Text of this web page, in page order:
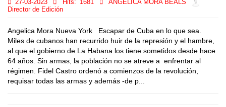
27-03-2023 Hits: 1681
ANGELICA MORA BEALS
Director de Edición
Angelica Mora Nueva York Escapar de Cuba en lo que sea.
Miles de cubanos han recurrido huir de la represión y el hambre,
al que el gobierno de La Habana los tiene sometidos desde hace
64 años. Sin armas, la población no se atreve a enfrentar al
régimen. Fidel Castro ordenó a comienzos de la revolución,
requisar todas las armas y además -de p...